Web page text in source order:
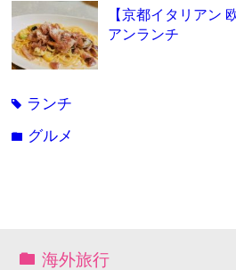
【京都イタリアン
アンランチ
tag ランチ
folder グルメ
海外旅行